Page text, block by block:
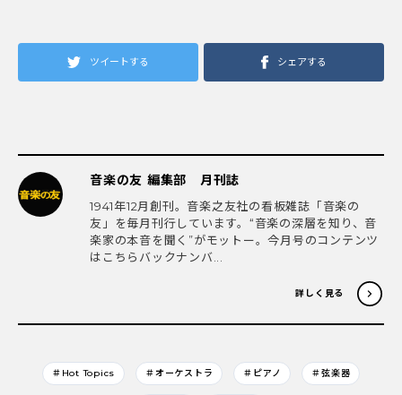
ツイートする シェアする
音楽の友 編集部 月刊誌
1941年12月創刊。音楽之友社の看板雑誌「音楽の
友」を毎月刊行しています。“音楽の深層を知り、音
楽家の本音を聞く”がモットー。今月号のコンテンツ
はこちらバックナンバ...
詳しく見る
＃Hot Topics ＃オーケストラ ＃ピアノ ＃弦楽器